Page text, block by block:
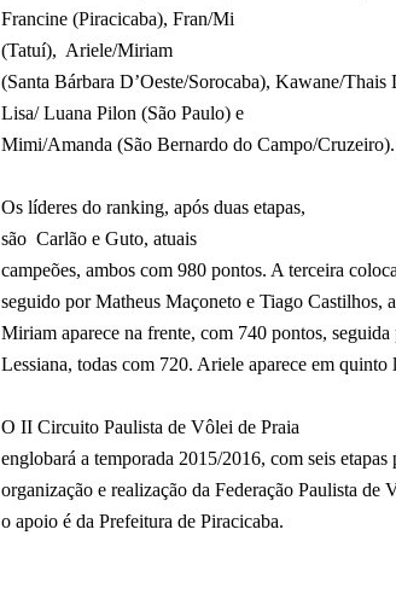
Francine (Piracicaba), Fran/Mi
(Tatuí), Ariele/Miriam
(Santa Bárbara D’Oeste/Sorocaba), Kawane/
Lisa/ Luana Pilon (São Paulo) e
Mimi/Amanda (São Bernardo do Campo/Cruzeiro).
Os líderes do ranking, após duas etapas,
são Carlão e Guto, atuais
campeões, ambos com 980 pontos. A terceira
seguido por Matheus Maçoneto e Tiago Castilhos,
Miriam aparece na frente, com 740 pontos,
Lessiana, todas com 720. Ariele aparece em quinto
O II Circuito Paulista de Vôlei de Praia
englobará a temporada 2015/2016, com seis
organização e realização da Federação Paulista de
o apoio é da Prefeitura de Piracicaba.